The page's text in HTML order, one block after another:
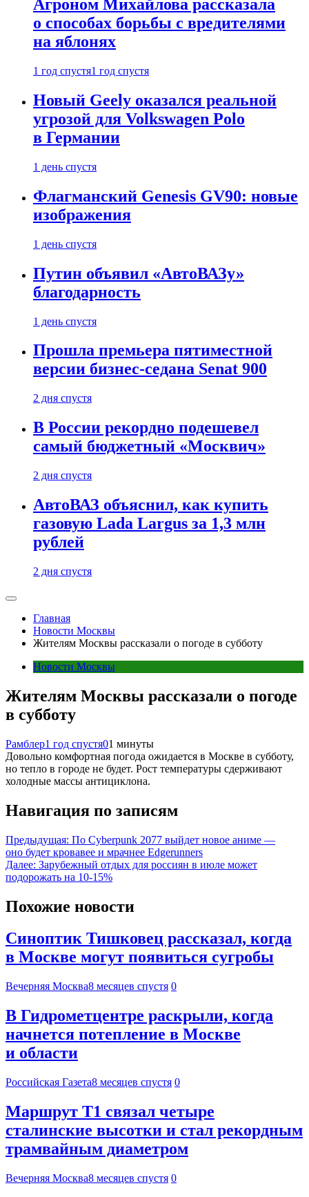
Агроном Михайлова рассказала
о способах борьбы с вредителями
на яблонях
1 год спустя1 год спустя
Новый Geely оказался реальной
угрозой для Volkswagen Polo
в Германии
1 день спустя
Флагманский Genesis GV90: новые
изображения
1 день спустя
Путин объявил «АвтоВАЗу»
благодарность
1 день спустя
Прошла премьера пятиместной
версии бизнес-седана Senat 900
2 дня спустя
В России рекордно подешевел
самый бюджетный «Москвич»
2 дня спустя
АвтоВАЗ объяснил, как купить
газовую Lada Largus за 1,3 млн
рублей
2 дня спустя
Главная
Новости Москвы
Жителям Москвы рассказали о погоде в субботу
Новости Москвы
Жителям Москвы рассказали о погоде
в субботу
Рамблер1 год спустя01 минуты
Довольно комфортная погода ожидается в Москве в субботу,
но тепло в городе не будет. Рост температуры сдерживают
холодные массы антициклона.
Навигация по записям
Предыдущая: По Cyberpunk 2077 выйдет новое аниме —
оно будет кровавее и мрачнее Edgerunners
Далее: Зарубежный отдых для россиян в июле может
подорожать на 10-15%
Похожие новости
Синоптик Тишковец рассказал, когда
в Москве могут появиться сугробы
Вечерняя Москва8 месяцев спустя 0
В Гидрометцентре раскрыли, когда
начнется потепление в Москве
и области
Российская Газета8 месяцев спустя 0
Маршрут Т1 связал четыре
сталинские высотки и стал рекордным
трамвайным диаметром
Вечерняя Москва8 месяцев спустя 0